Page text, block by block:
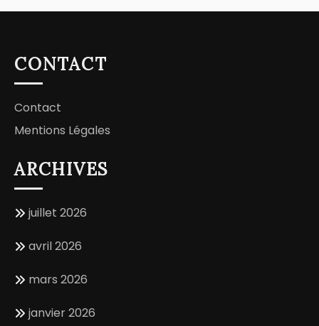
CONTACT
Contact
Mentions Légales
ARCHIVES
juillet 2026
avril 2026
mars 2026
janvier 2026